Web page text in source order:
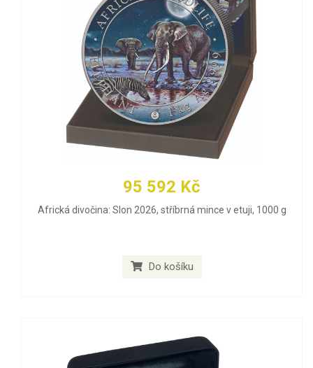
95 592 Kč
Africká divočina: Slon 2026, stříbrná mince v etuji, 1000 g
Do košíku